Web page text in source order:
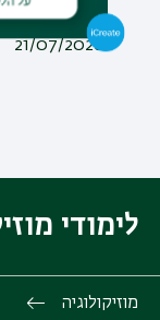
21/07/2026
לימודי
מוזיקולוגיה